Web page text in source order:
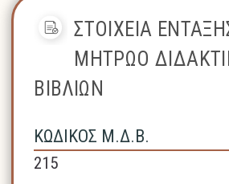
ΣΤΟΙΧΕΙΑ
ΜΗΤΡΩΟ
ΒΙΒΛΙΩΝ
ΚΩΔΙΚΟΣ Μ.Δ.Β.
215